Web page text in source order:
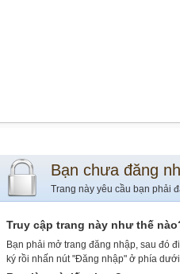
Bạn chưa đăng
Trang này yêu cầu bạn phải
Truy cập trang này như thế
Bạn phải mở trang đăng nhập, sau đó
ký rồi nhấn nút "Đăng nhập" ở phía